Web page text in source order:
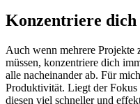
Konzentriere dich
Auch wenn mehrere Projekte
müssen, konzentriere dich
alle nacheinander ab. Für
Produktivität. Liegt der
diesen viel schneller und